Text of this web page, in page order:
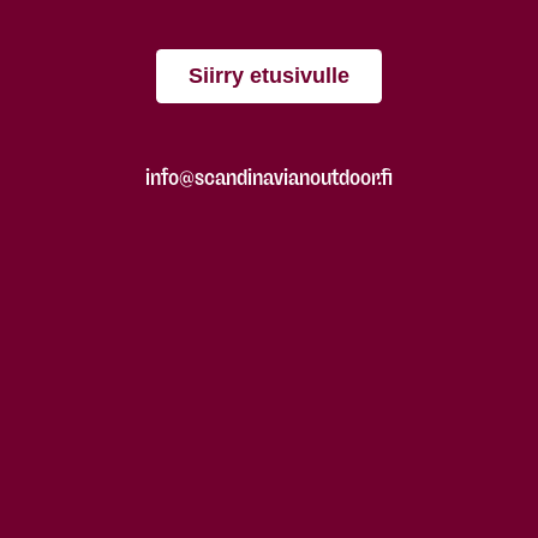
Siirry etusivulle
info@scandinavianoutdoor.fi